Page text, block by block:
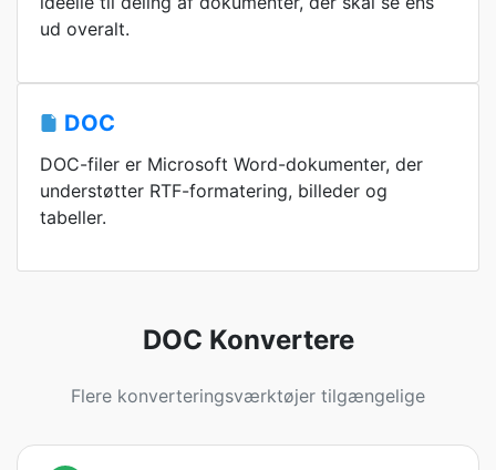
ud overalt.
DOC
DOC-filer er Microsoft Word-dokumenter, der
understøtter RTF-formatering, billeder og
tabeller.
DOC Konvertere
Flere konverteringsværktøjer tilgængelige